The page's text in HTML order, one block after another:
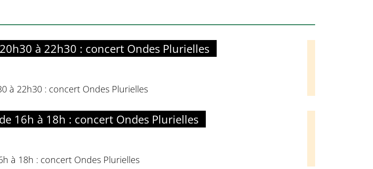
à 22h30 : concert Ondes Plurielles
à 22h30 : concert Ondes Plurielles
16h à 18h : concert Ondes Plurielles
à 18h : concert Ondes Plurielles